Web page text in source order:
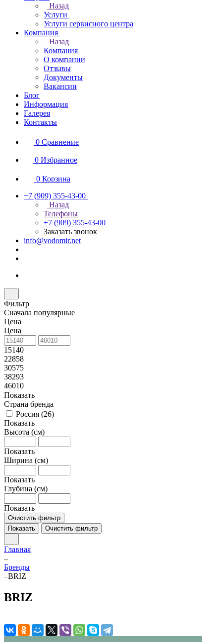
Назад
Услуги
Услуги сервисного центра
Компания
Назад
Компания
О компании
Отзывы
Документы
Вакансии
Блог
Информация
Галерея
Контакты
0 Сравнение
0 Избранное
0 Корзина
+7 (909) 355-43-00
Назад
Телефоны
+7 (909) 355-43-00
Заказать звонок
info@vodomir.net
Фильтр
Сначала популярные
Цена
Цена
15140
22858
30575
38293
46010
Показать
Страна бренда
Россия (26)
Показать
Высота (см)
Показать
Ширина (см)
Показать
Глубина (см)
Показать
Очистить фильтр
Показать
Очистить фильтр
Главная
–
Бренды
–BRIZ
BRIZ